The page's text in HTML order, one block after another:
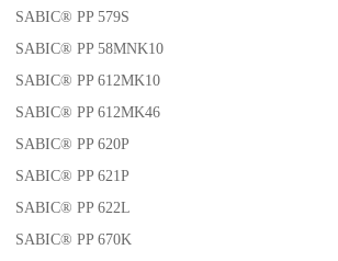
SABIC® PP 579S
SABIC® PP 58MNK10
SABIC® PP 612MK10
SABIC® PP 612MK46
SABIC® PP 620P
SABIC® PP 621P
SABIC® PP 622L
SABIC® PP 670K